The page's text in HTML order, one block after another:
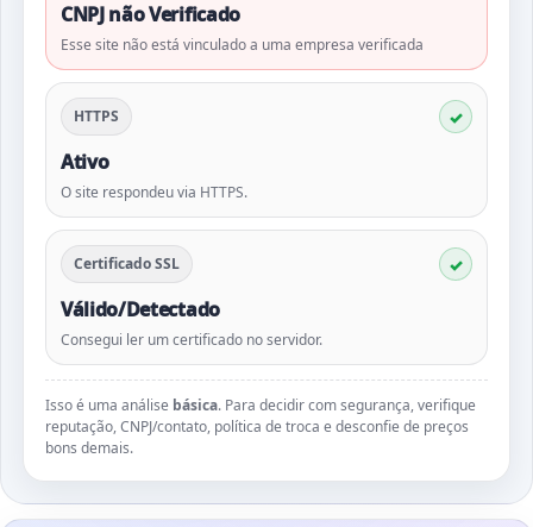
CNPJ não Verificado
Esse site não está vinculado a uma empresa verificada
HTTPS
Ativo
O site respondeu via HTTPS.
Certificado SSL
Válido/Detectado
Consegui ler um certificado no servidor.
Isso é uma análise básica. Para decidir com segurança, verifique
reputação, CNPJ/contato, política de troca e desconfie de preços
bons demais.